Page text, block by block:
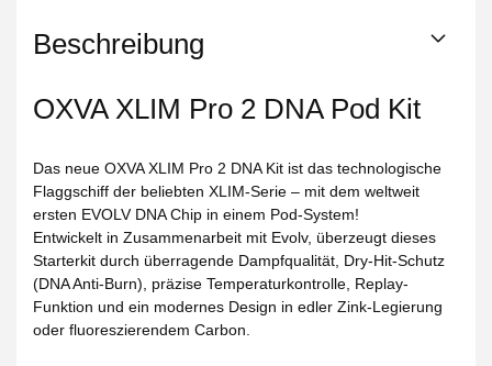
Beschreibung
OXVA XLIM Pro 2 DNA Pod Kit
Das neue OXVA XLIM Pro 2 DNA Kit ist das technologische
Flaggschiff der beliebten XLIM-Serie – mit dem weltweit
ersten EVOLV DNA Chip in einem Pod-System!
Entwickelt in Zusammenarbeit mit Evolv, überzeugt dieses
Starterkit durch überragende Dampfqualität, Dry-Hit-Schutz
(DNA Anti-Burn), präzise Temperaturkontrolle, Replay-
Funktion und ein modernes Design in edler Zink-Legierung
oder fluoreszierendem Carbon.